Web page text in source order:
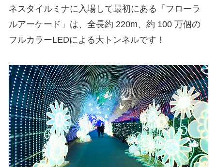
ネスタイルミナに入場して最初にある「フローラ
ルアーケード」は、全長約 220m、約 100 万個の
フルカラーLEDによる大トンネルです！